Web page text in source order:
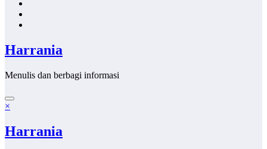
Harrania
Menulis dan berbagi informasi
×
Harrania